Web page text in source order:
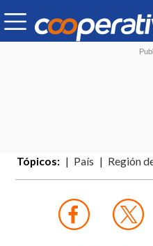
Tópicos: País Región